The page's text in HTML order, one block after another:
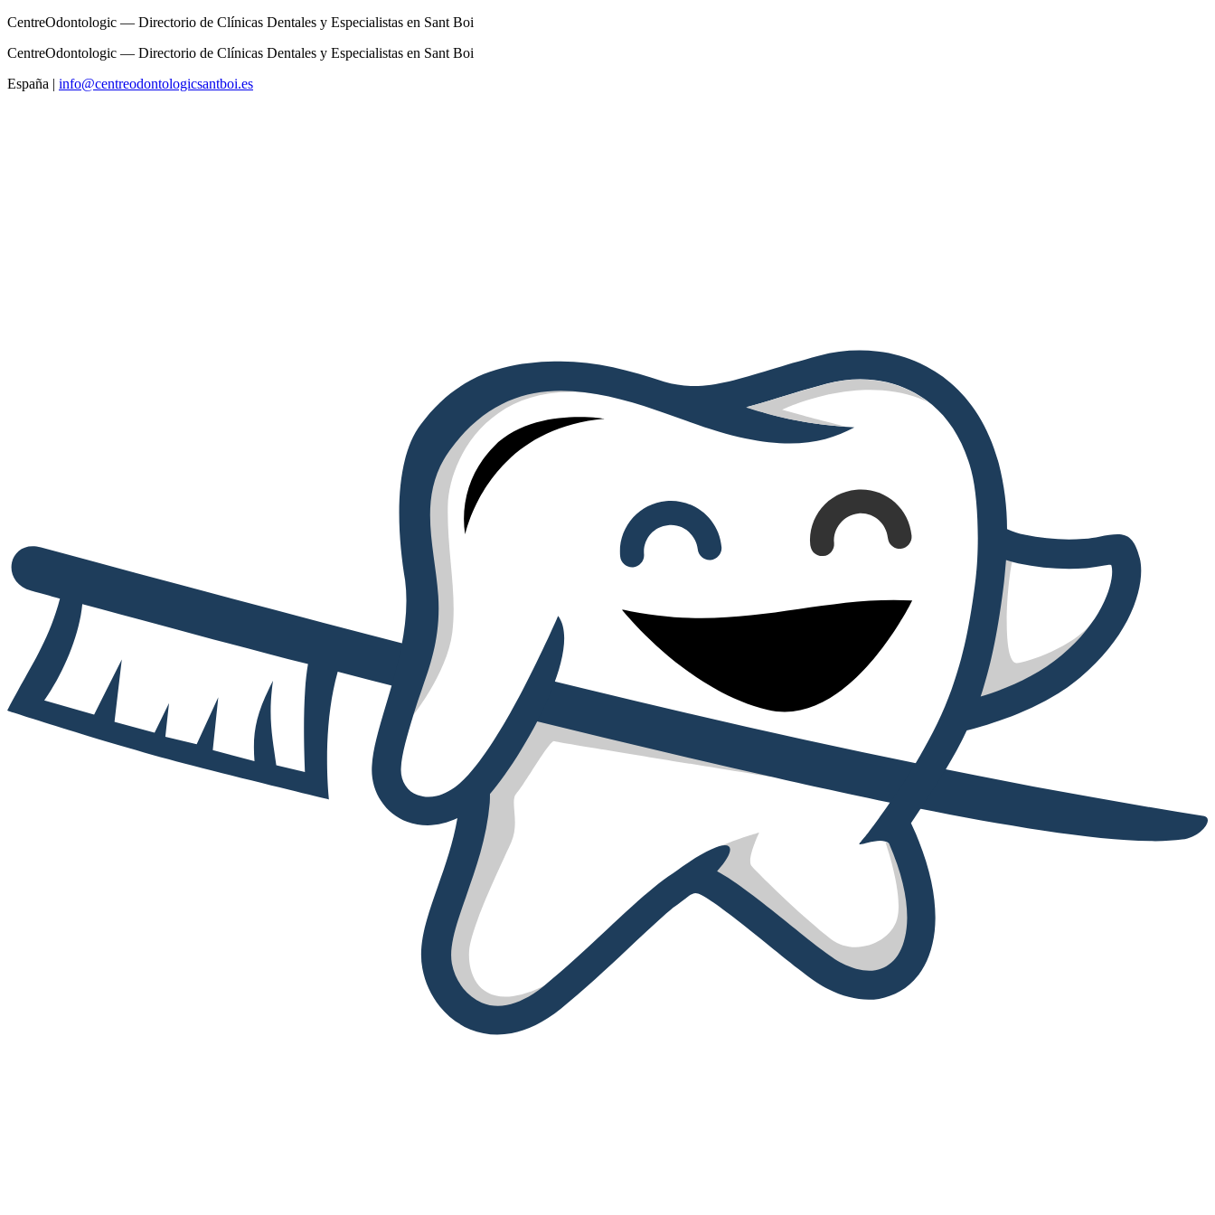
CentreOdontologic — Directorio de Clínicas Dentales y Especialistas en Sant Boi
CentreOdontologic — Directorio de Clínicas Dentales y Especialistas en Sant Boi
España | info@centreodontologicsantboi.es